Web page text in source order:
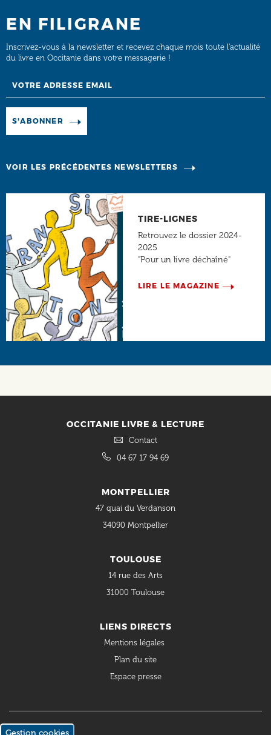
EN FILIGRANE
Inscrivez-vous à la newsletter et recevez chaque mois toute l’actualité
du livre en Occitanie dans votre messagerie !
S'ABONNER
VOIR LES PRÉCÉDENTES NEWSLETTERS
TIRE-LIGNES
Retrouvez le dossier 2024-
2025
"Pour un livre déchaîné"
LIRE LE MAGAZINE
OCCITANIE LIVRE & LECTURE
Contact
04 67 17 94 69
MONTPELLIER
47 quai du Verdanson
34090 Montpellier
TOULOUSE
14 rue des Arts
31000 Toulouse
LIENS DIRECTS
Mentions légales
Plan du site
Espace presse
Gestion cookies